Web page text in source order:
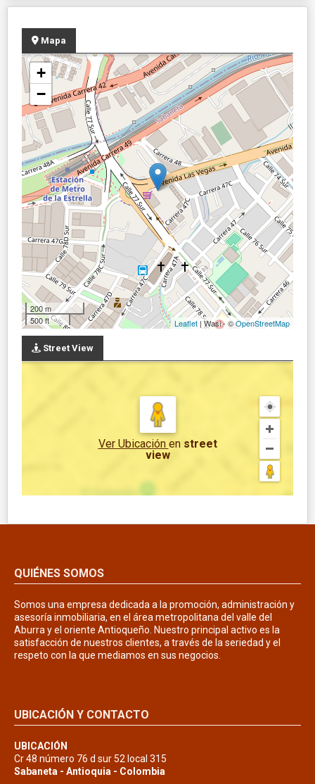
Mapa
+
−
200 m
500 ft
Leaflet | Wasi - ©OpenStreetMap
Street View
Ver Ubicación en street
view
QUIÉNES SOMOS
Somos una empresa dedicada a la promoción, administración y
asesoría inmobiliaria, en el área metropolitana del valle del
Aburra y el oriente Antioqueño. Nuestro principal activo es la
satisfacción de nuestros clientes, a través de la seriedad y el
respeto con la que mediamos en sus negocios.
UBICACIÓN Y CONTACTO
UBICACIÓN
Cr 48 número 76 d sur 52 local 315
Sabaneta - Antioquia - Colombia